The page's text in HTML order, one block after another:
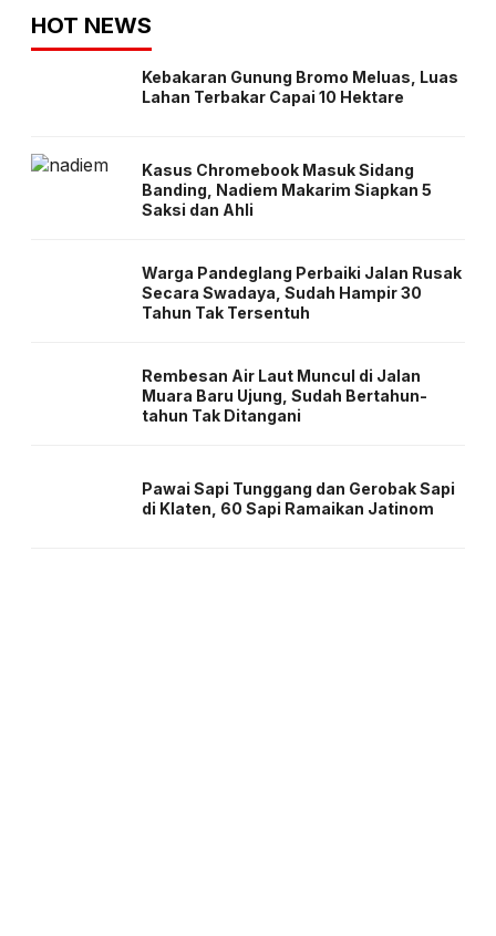
HOT NEWS
Kebakaran Gunung Bromo Meluas, Luas
Lahan Terbakar Capai 10 Hektare
Kasus Chromebook Masuk Sidang
Banding, Nadiem Makarim Siapkan 5
Saksi dan Ahli
Warga Pandeglang Perbaiki Jalan Rusak
Secara Swadaya, Sudah Hampir 30
Tahun Tak Tersentuh
Rembesan Air Laut Muncul di Jalan
Muara Baru Ujung, Sudah Bertahun-
tahun Tak Ditangani
Pawai Sapi Tunggang dan Gerobak Sapi
di Klaten, 60 Sapi Ramaikan Jatinom